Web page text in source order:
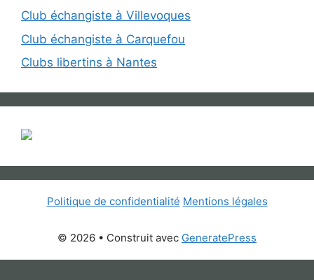
Club échangiste à Villevoques
Club échangiste à Carquefou
Clubs libertins à Nantes
Politique de confidentialité Mentions légales
© 2026 • Construit avec GeneratePress